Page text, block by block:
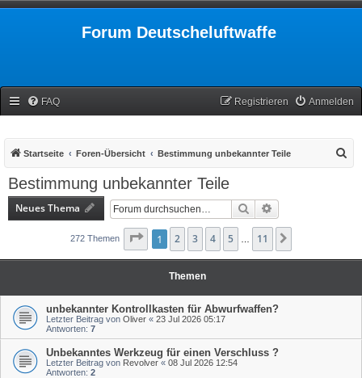
Forum Deutscheluftwaffe
FAQ Anmelden
Registrieren
Startseite Foren-Übersicht Bestimmung unbekannter Teile
Bestimmung unbekannter Teile
Neues Thema Suche
272 Themen Seite 1von11
1 2 3 4 5 11
Themen
unbekannter Kontrollkasten für Abwurfwaffen?
Letzter Beitrag von Oliver « 23 Jul 2026 05:17
Antworten: 7
Unbekanntes Werkzeug für einen Verschluss ?
Letzter Beitrag von Revolver « 08 Jul 2026 12:54
Antworten: 2